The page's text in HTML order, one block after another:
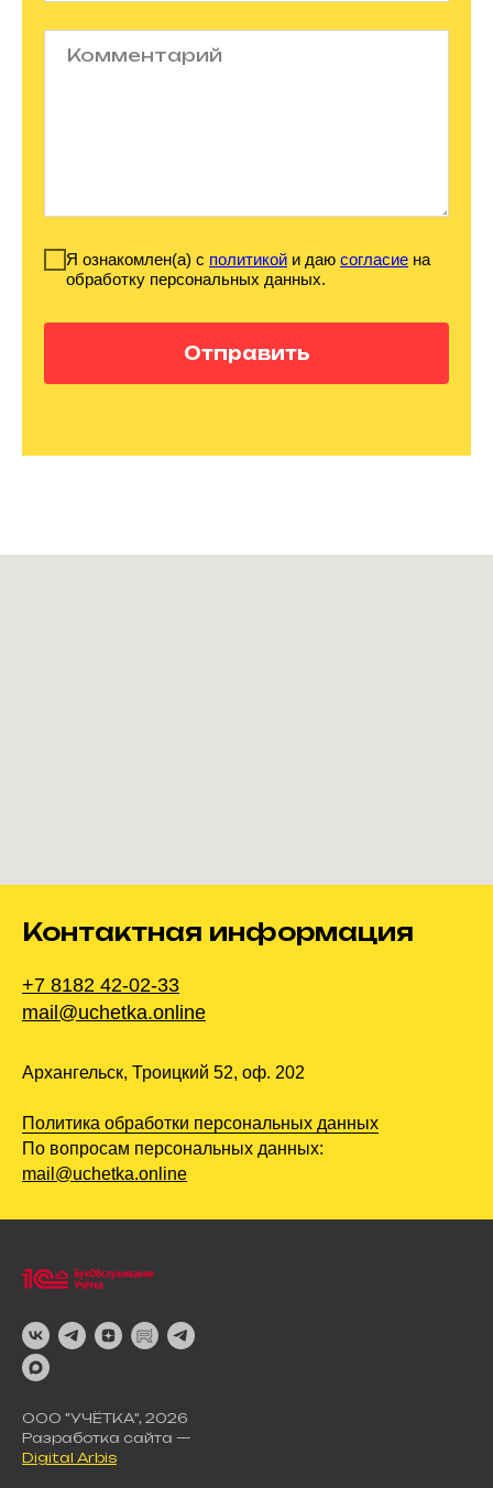
Я ознакомлен(а) с политикой и даю согласие на
обработку персональных данных.
Отправить
Контактная информация
+7 8182 42-02-33
mail@uchetka.online
Архангельск, Троицкий 52, оф. 202
Политика обработки персональных данных
По вопросам персональных данных:
mail@uchetka.online
ООО "УЧЁТКА", 2026
Разработка сайта —
Digital Arbis